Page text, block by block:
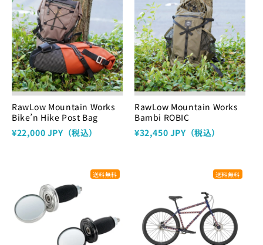
RawLow Mountain Works
Bike’n Hike Post Bag
¥22,000 JPY（税込）
RawLow Mountain Works
Bambi ROBIC
¥32,450 JPY（税込）
送料無料 送料無料